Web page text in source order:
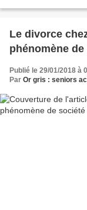
Le divorce
phénomène
Publié le 29/01/2018 à
Par Or gris : seniors